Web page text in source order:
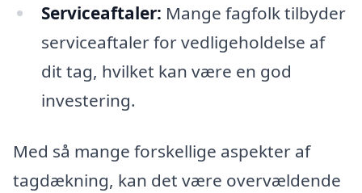
Serviceaftaler: Mange fagfolk tilbyder
serviceaftaler for vedligeholdelse af
dit tag, hvilket kan være en god
investering.
Med så mange forskellige aspekter af
tagdækning, kan det være overvældende